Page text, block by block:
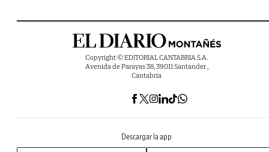
Copyright © EDITORIAL CANTABRIA S.A.
Avenida de Parayas 38, 39011 Santander ,
Cantabria
Descargar la app